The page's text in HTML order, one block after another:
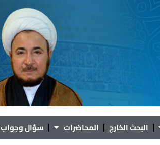
البحث الخارج المحاضرات سؤال وجواب